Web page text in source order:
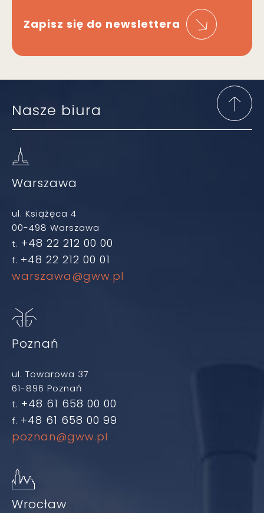
Zapisz się do newslettera
Nasze biura
Warszawa
ul. Książęca 4
00-498 Warszawa
t. +48 22 212 00 00
f. +48 22 212 00 01
warszawa@gww.pl
Poznań
ul. Towarowa 37
61-896 Poznań
t. +48 61 658 00 00
f. +48 61 658 00 99
poznan@gww.pl
Wrocław